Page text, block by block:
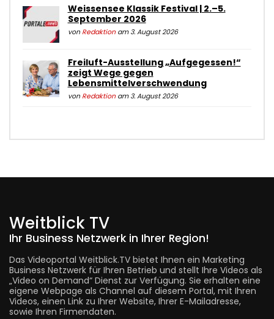
Weissensee Klassik Festival | 2.–5.
September 2026
von Redaktionam 3. August 2026
Freiluft-Ausstellung „Aufgegessen!“
zeigt Wege gegen
Lebensmittelverschwendung
von Redaktionam 3. August 2026
Weitblick TV
Ihr Business Netzwerk in Ihrer Region!
Das Videoportal Weitblick.TV bietet Ihnen ein Marketing
Business Netzwerk für Ihren Betrieb und stellt Ihre Videos als
„Video on Demand“ Dienst zur Verfügung. Sie erhalten eine
eigene Webpage als Channel auf diesem Portal, mit Ihren
Videos, einen Link zu Ihrer Website, Ihrer E-Mailadresse,
sowie Ihren Firmendaten.